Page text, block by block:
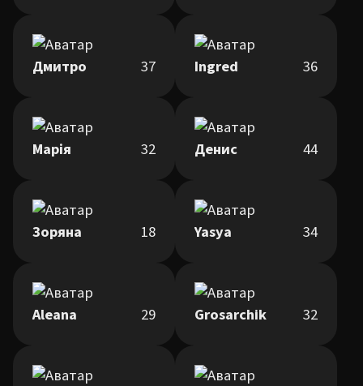
Дмитро 37 Ingred 36
Марія 32 Денис 44
Зоряна 18 Yasya 34
Aleana 29 Grosarchik 32